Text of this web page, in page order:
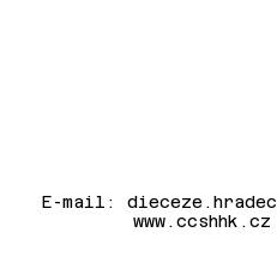
E-mail:
www.ccshhk.cz